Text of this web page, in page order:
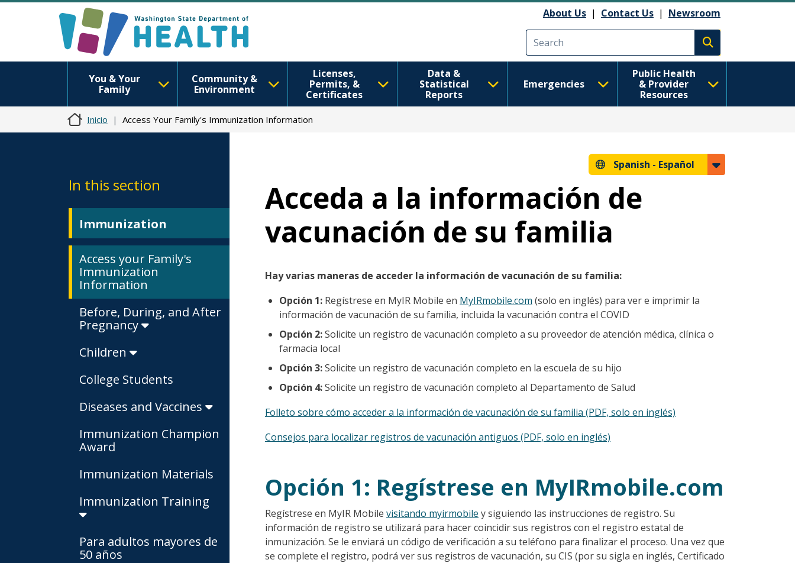
About Us | Contact Us | Newsroom
Execute search
You & Your
Family
Community &
Environment
Licenses,
Permits, &
Certificates
Data &
Statistical
Reports
Emergencies
Public Health
& Provider
Resources
Inicio Access Your Family's Immunization Information
In this section
Immunization
Access your Family's
Immunization
Information
Before, During, and After
Pregnancy
Children
College Students
Diseases and Vaccines
Immunization Champion
Award
Immunization Materials
Immunization Training
Para adultos mayores de
50 años
Spanish - Español
Acceda a la información de
vacunación de su familia
Hay varias maneras de acceder la información de vacunación de su familia:
Opción 1: Regístrese en MyIR Mobile en MyIRmobile.com (solo en inglés) para ver e imprimir la
información de vacunación de su familia, incluida la vacunación contra el COVID
Opción 2:Solicite un registro de vacunación completo a su proveedor de atención médica, clínica o
farmacia local
Opción 3:Solicite un registro de vacunación completo en la escuela de su hijo
Opción 4:Solicite un registro de vacunación completo al Departamento de Salud
Folleto sobre cómo acceder a la información de vacunación de su familia (PDF, solo en inglés)
Consejos para localizar registros de vacunación antiguos (PDF, solo en inglés)
Opción 1: Regístrese en MyIRmobile.com
Regístrese en MyIR Mobile visitando myirmobile y siguiendo las instrucciones de registro. Su
información de registro se utilizará para hacer coincidir sus registros con el registro estatal de
inmunización. Se le enviará un código de verificación a su teléfono para finalizar el proceso. Una vez que
se complete el registro, podrá ver sus registros de vacunación, su CIS (por su sigla en inglés, Certificado